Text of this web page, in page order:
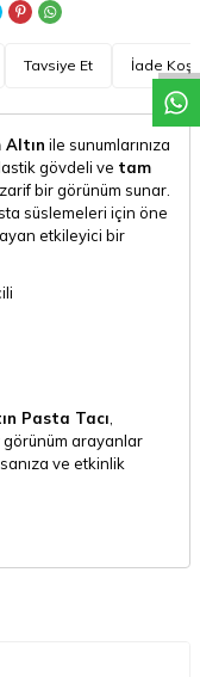
Tavsiye Et İade
Altın ile sunumlarınıza
gövdeli ve tam
bir görünüm sunar.
süslemeleri için öne
etkileyici bir
Pasta Tacı
arayanlar
ve etkinlik